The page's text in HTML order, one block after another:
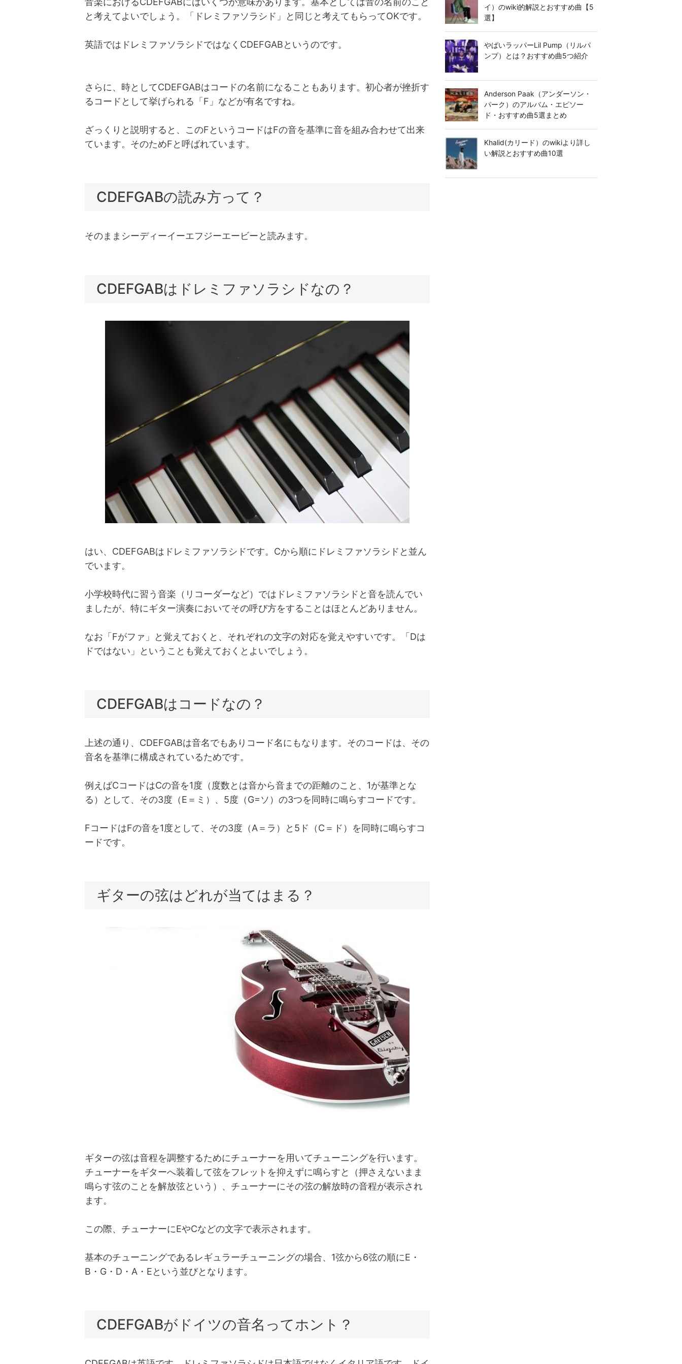
と考えてよいでしょう。「ドレミファソラシド」と同じと考えてもらってOKです。
英語ではドレミファソラシドではなくCDEFGABというのです。
さらに、時としてCDEFGABはコードの名前になることもあります。初心者が挫折す
るコードとして挙げられる「F」などが有名ですね。
ざっくりと説明すると、このFというコードはFの音を基準に音を組み合わせて出来
ています。そのためFと呼ばれています。
CDEFGABの読み方って？
そのままシーディーイーエフジーエービーと読みます。
CDEFGABはドレミファソラシドなの？
はい、CDEFGABはドレミファソラシドです。Cから順にドレミファソラシドと並ん
でいます。
小学校時代に習う音楽（リコーダーなど）ではドレミファソラシドと音を読んでい
ましたが、特にギター演奏においてその呼び方をすることはほとんどありません。
なお「Fがファ」と覚えておくと、それぞれの文字の対応を覚えやすいです。「Dは
ドではない」ということも覚えておくとよいでしょう。
CDEFGABはコードなの？
上述の通り、CDEFGABは音名でもありコード名にもなります。そのコードは、その
音名を基準に構成されているためです。
例えばCコードはCの音を1度（度数とは音から音までの距離のこと、1が基準とな
る）として、その3度（E＝ミ）、5度（G=ソ）の3つを同時に鳴らすコードです。
FコードはFの音を1度として、その3度（A＝ラ）と5ド（C＝ド）を同時に鳴らすコ
ードです。
ギターの弦はどれが当てはまる？
ギターの弦は音程を調整するためにチューナーを用いてチューニングを行います。
チューナーをギターへ装着して弦をフレットを抑えずに鳴らすと（押さえないまま
鳴らす弦のことを解放弦という）、チューナーにその弦の解放時の音程が表示され
ます。
この際、チューナーにEやCなどの文字で表示されます。
基本のチューニングであるレギュラーチューニングの場合、1弦から6弦の順にE・
B・G・D・A・Eという並びとなります。
CDEFGABがドイツの音名ってホント？
イ）のwiki的解説とおすすめ曲【5
選】
やばいラッパーLil Pump（リルパ
ンプ）とは？おすすめ曲5つ紹介
Anderson Paak（アンダーソン・
パーク）のアルバム・エピソー
ド・おすすめ曲5選まとめ
Khalid(カリード）のwikiより詳し
い解説とおすすめ曲10選